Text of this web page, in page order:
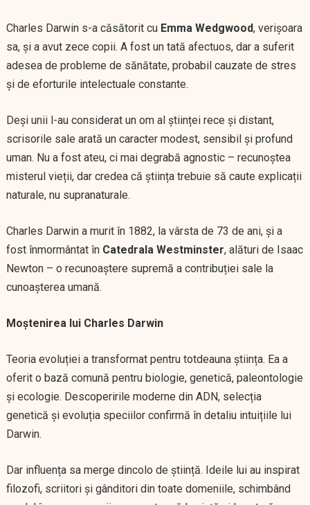
Charles Darwin s-a căsătorit cu Emma Wedgwood, verișoara
sa, și a avut zece copii. A fost un tată afectuos, dar a suferit
adesea de probleme de sănătate, probabil cauzate de stres
și de eforturile intelectuale constante.
Deși unii l-au considerat un om al științei rece și distant,
scrisorile sale arată un caracter modest, sensibil și profund
uman. Nu a fost ateu, ci mai degrabă agnostic – recunoștea
misterul vieții, dar credea că știința trebuie să caute explicații
naturale, nu supranaturale.
Charles Darwin a murit în 1882, la vârsta de 73 de ani, și a
fost înmormântat în Catedrala Westminster, alături de Isaac
Newton – o recunoaștere supremă a contribuției sale la
cunoașterea umană.
Moștenirea lui Charles Darwin
Teoria evoluției a transformat pentru totdeauna știința. Ea a
oferit o bază comună pentru biologie, genetică, paleontologie
și ecologie. Descoperirile moderne din ADN, selecția
genetică și evoluția speciilor confirmă în detaliu intuițiile lui
Darwin.
Dar influența sa merge dincolo de știință. Ideile lui au inspirat
filozofi, scriitori și gânditori din toate domeniile, schimbând